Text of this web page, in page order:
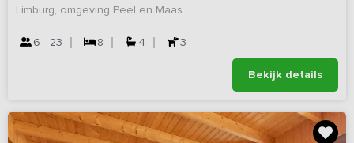
Limburg, omgeving Peel en Maas
6 - 23 8 4 3
Bekijk details